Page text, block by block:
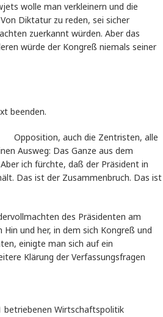
wolle man verkleinern und die
Diktatur zu reden, sei sicher
zuerkannt würden. Aber das
würde der Kongreß niemals seiner
beenden.
auch die Zentristen, alle
Ausweg: Das Ganze aus dem
ich fürchte, daß der Präsident in
Das ist der Zusammenbruch. Das ist
des Präsidenten am
und her, in dem sich Kongreß und
einigte man sich auf ein
Klärung der Verfassungsfragen
betriebenen Wirtschaftspolitik